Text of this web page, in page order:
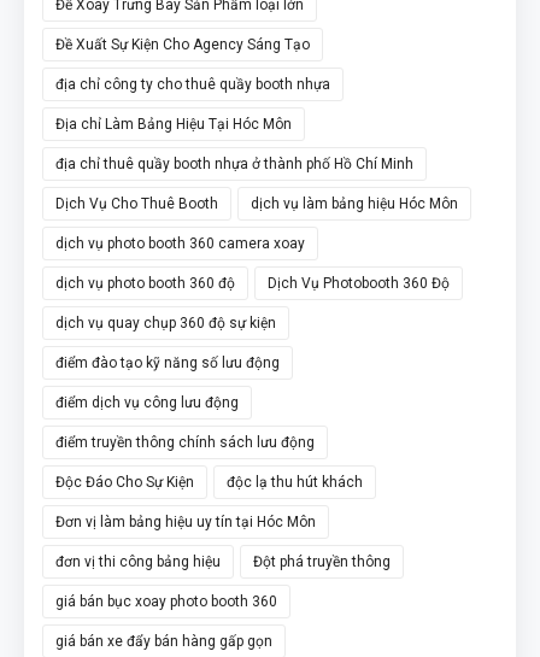
Đế Xoay Trưng Bày Sản Phẩm loại lớn
Đề Xuất Sự Kiện Cho Agency Sáng Tạo
địa chỉ công ty cho thuê quầy booth nhựa
Địa chỉ Làm Bảng Hiệu Tại Hóc Môn
địa chỉ thuê quầy booth nhựa ở thành phố Hồ Chí Minh
Dịch Vụ Cho Thuê Booth dịch vụ làm bảng hiệu Hóc Môn
dịch vụ photo booth 360 camera xoay
dịch vụ photo booth 360 độ Dịch Vụ Photobooth 360 Độ
dịch vụ quay chụp 360 độ sự kiện
điểm đào tạo kỹ năng số lưu động
điểm dịch vụ công lưu động
điểm truyền thông chính sách lưu động
Độc Đáo Cho Sự Kiện độc lạ thu hút khách
Đơn vị làm bảng hiệu uy tín tại Hóc Môn
đơn vị thi công bảng hiệu Đột phá truyền thông
giá bán bục xoay photo booth 360
giá bán xe đẩy bán hàng gấp gọn